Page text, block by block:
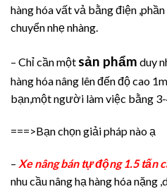
hàng hóa vất vả bằng điện
chuyển nhẹ nhàng.
– Chỉ cần mộtsản phẩm duy
hàng hóa nâng lên đến độ cao
bạn,một người làm việc bằng
===>Bạn chọn giải pháp nào ạ
– Xe nâng bán tự động 1.5 tấn
nhu cầu nâng hạ hàng hóa nặng